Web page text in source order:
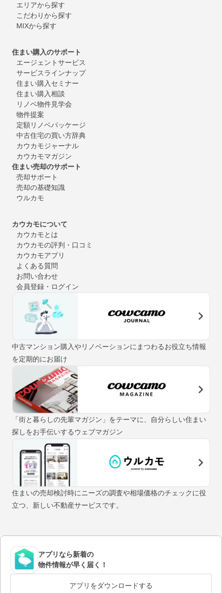
エリアから探す
こだわりから探す
MIXから探す
住まい購入のサポート
エージェントサービス
サービスラインナップ
住まい購入セミナー
住まい購入相談
リノベ物件見学会
物件提案
定額リノベパッケージ
中古住宅の買い方辞典
カウカモジャーナル
カウカモマガジン
住まい売却のサポート
売却サポート
売却の基礎知識
ウルカモ
カウカモについて
カウカモとは
カウカモの評判・口コミ
カウカモアプリ
よくある質問
お問い合わせ
会員登録・ログイン
中古マンション購入やリノベーションにまつわるお役立ち情報
を定期的にお届け
「街と暮らしの先輩マガジン」をテーマに、自分らしい住まい
探しをお手伝いするウェブマガジン
住まいの売却検討時にニーズの調査や相場価格のチェックに役
立つ、新しい不動産サービスです。
アプリなら新着の
物件情報が早く届く！
アプリをダウンロードする